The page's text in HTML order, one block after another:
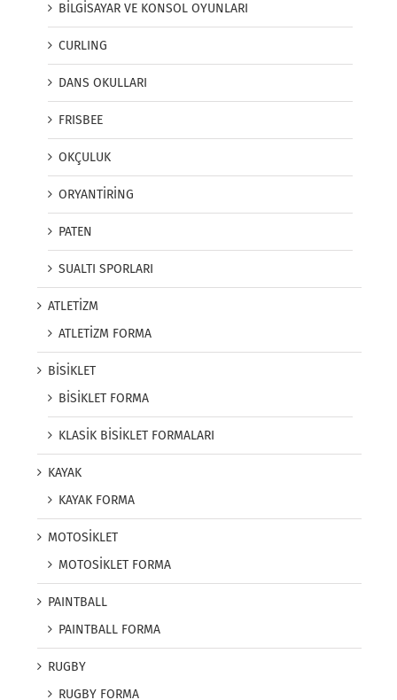
BİLGİSAYAR VE KONSOL OYUNLARI
CURLING
DANS OKULLARI
FRISBEE
OKÇULUK
ORYANTİRİNG
PATEN
SUALTI SPORLARI
ATLETİZM
ATLETİZM FORMA
BİSİKLET
BİSİKLET FORMA
KLASİK BİSİKLET FORMALARI
KAYAK
KAYAK FORMA
MOTOSİKLET
MOTOSİKLET FORMA
PAINTBALL
PAINTBALL FORMA
RUGBY
RUGBY FORMA